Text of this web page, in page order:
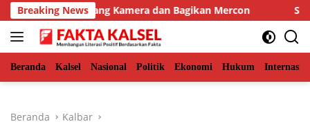
Langsung
ke
konten
Breaking News
Pasang Kamera dan Bagikan Mercon Solid
Beranda Kalsel Nasional Politik Ekonomi Hukum
Beranda Kalbar